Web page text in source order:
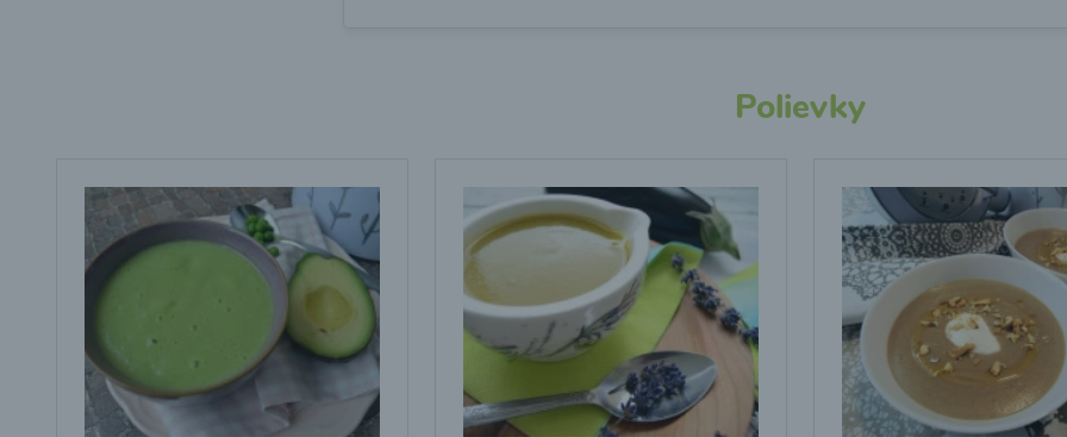
Polievky